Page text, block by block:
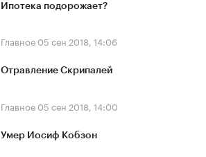
Ипотека подорожает?
Главное 05 сен 2018, 14:06
Отравление Скрипалей
Главное 05 сен 2018, 14:00
Умер Иосиф Кобзон